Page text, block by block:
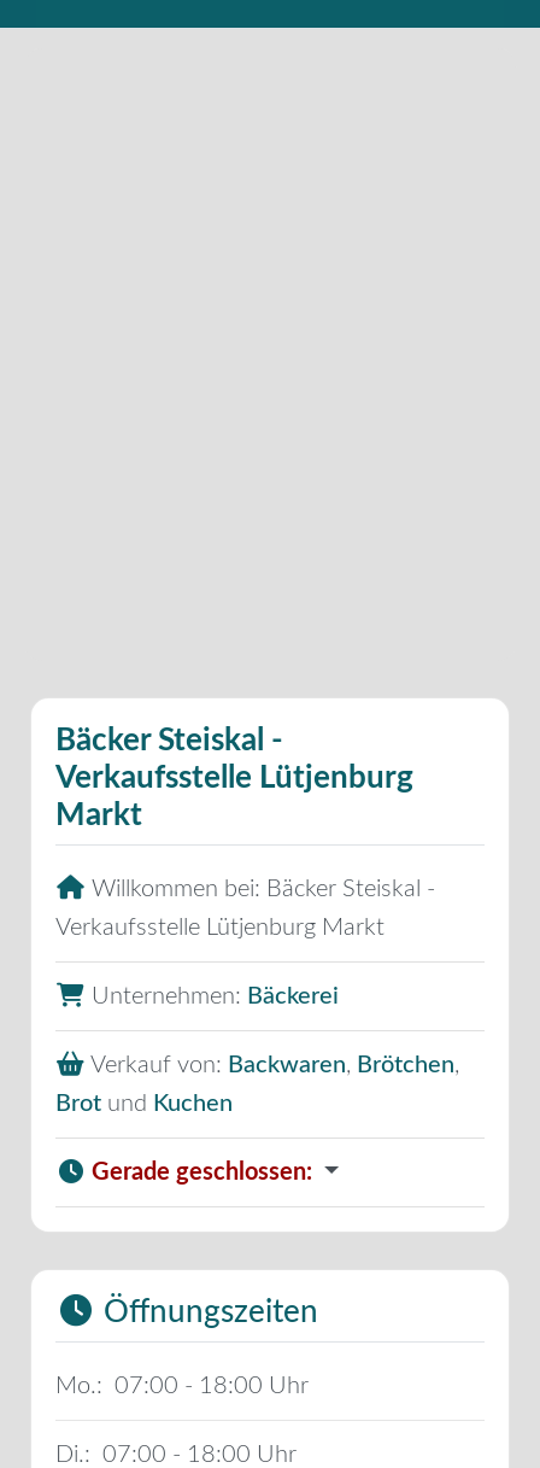
Bäcker Steiskal -
Verkaufsstelle Lütjenburg
Markt
Willkommen bei: Bäcker Steiskal -
Verkaufsstelle Lütjenburg Markt
Unternehmen: Bäckerei
Verkauf von: Backwaren, Brötchen,
Brot und Kuchen
Gerade geschlossen:
Öffnungszeiten
Mo.: 07:00 - 18:00
Di.: 07:00 - 18:00